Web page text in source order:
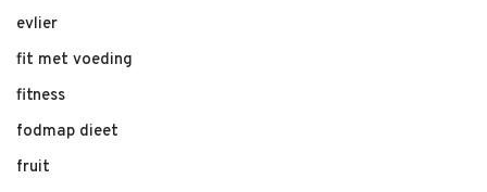
evlier
fit met voeding
fitness
fodmap dieet
fruit